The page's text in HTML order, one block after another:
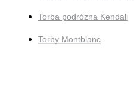
Torba podróżna Kendall
Torby Montblanc